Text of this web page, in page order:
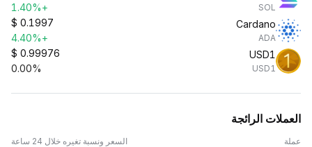
SOL
+1.40%
Cardano
ADA
$ 0.1997
+4.40%
USD1
USD1
$ 0.99976
0.00%
العملات الرائجة
عملة السعر ونسبة تغيره خلال 24 ساعة